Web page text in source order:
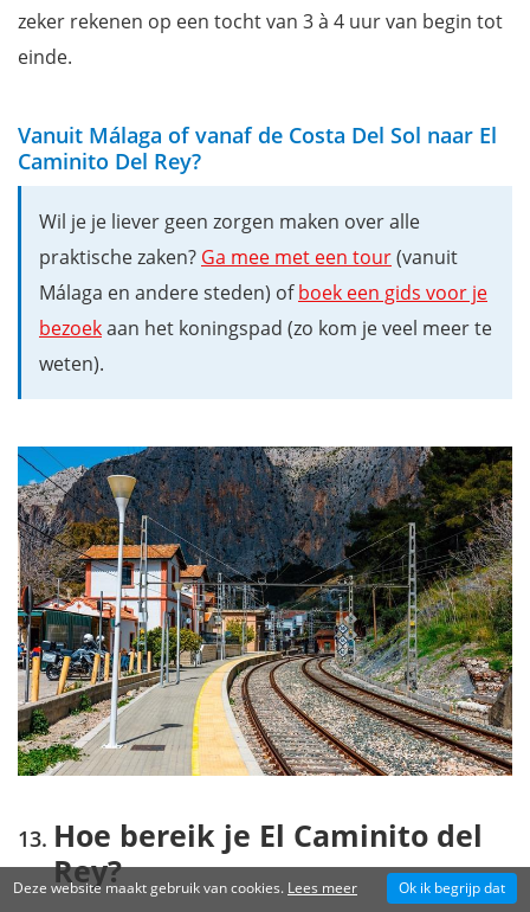
zeker rekenen op een tocht van 3 à 4 uur van begin tot
einde.
Vanuit Málaga of vanaf de Costa Del Sol naar El
Caminito Del Rey?
Wil je je liever geen zorgen maken over alle
praktische zaken? Ga mee met een tour(vanuit
Málaga en andere steden) ofboek een gids voor je
bezoekaan het koningspad (zo kom je veel meer te
weten).
Hoe bereik je El Caminito del
Rey?
Deze website maakt gebruik van cookies. Lees meer Ok ik begrijp dat